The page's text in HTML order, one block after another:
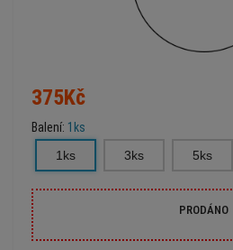
375Kč
Balení: 1ks
1ks
3ks 5ks
PRODÁNO